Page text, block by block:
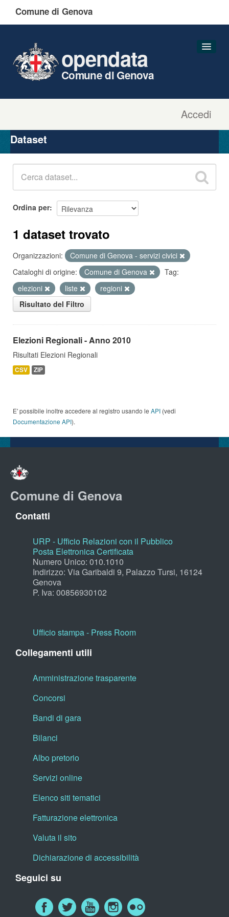
Comune di Genova
Accedi
opendata
Comune di Genova
Organizzazioni
Gruppi
Dataset
Ordina per
1 dataset trovato
Organizzazioni:
Comune di Genova - servizi civici
Cataloghi di origine:
Comune di Genova
Tag:
elezioni
liste
regioni
Risultato del Filtro
Elezioni Regionali - Anno 2010
Risultati Elezioni Regionali
CSV ZIP
E' possibile inoltre accedere al registro usando le API (vedi
Documentazione API).
Comune di Genova
Contatti
URP - Ufficio Relazioni con il Pubblico
Posta Elettronica Certificata
Numero Unico: 010.1010
Indirizzo: Via Garibaldi 9, Palazzo Tursi, 16124
Genova
P. Iva: 00856930102
Ufficio stampa - Press Room
Collegamenti utili
Amministrazione trasparente
Concorsi
Bandi di gara
Bilanci
Albo pretorio
Servizi online
Elenco siti tematici
Fatturazione elettronica
Valuta il sito
Dichiarazione di accessibilità
Seguici su